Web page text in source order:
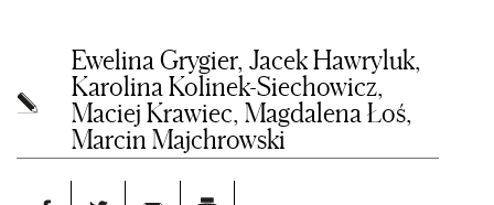
Ewelina Grygier, Jacek Hawryluk,
Karolina Kolinek-Siechowicz,
Maciej Krawiec, Magdalena Łoś,
Marcin Majchrowski